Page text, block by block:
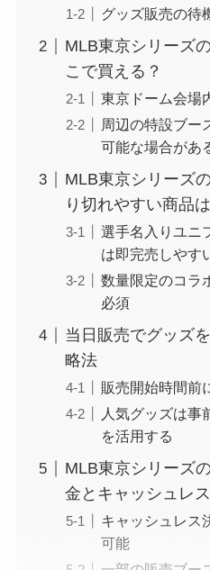
グッズ販売の待
MLB東京シリーズ
こで買える？
東京ドーム会場
周辺の特設ブー
可能な場合があ
MLB東京シリーズ
り切れやすい商品
選手名入りユニ
は即完売しやす
数量限定のコラ
必須
当日販売でグッズ
略法
販売開始時間前
人気グッズは事
を活用する
MLB東京シリーズ
金とキャッシュレ
キャッシュレス
可能